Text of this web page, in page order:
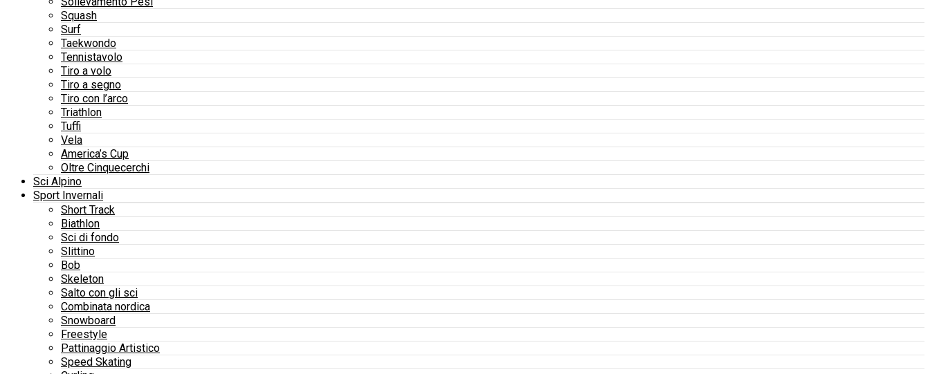
Squash
Surf
Taekwondo
Tennistavolo
Tiro a volo
Tiro a segno
Tiro con l’arco
Triathlon
Tuffi
Vela
America’s Cup
Oltre Cinquecerchi
Sci Alpino
Sport Invernali
Short Track
Biathlon
Sci di fondo
Slittino
Bob
Skeleton
Salto con gli sci
Combinata nordica
Snowboard
Freestyle
Pattinaggio Artistico
Speed Skating